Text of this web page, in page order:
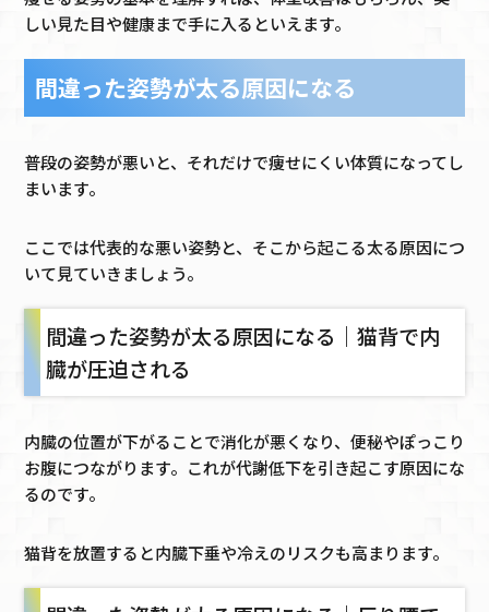
しい見た目や健康まで手に入るといえます。
間違った姿勢が太る原因になる
普段の姿勢が悪いと、それだけで痩せにくい体質になってし
まいます。
ここでは代表的な悪い姿勢と、そこから起こる太る原因につ
いて見ていきましょう。
間違った姿勢が太る原因になる｜猫背で内
臓が圧迫される
内臓の位置が下がることで消化が悪くなり、便秘やぽっこり
お腹につながります。これが代謝低下を引き起こす原因にな
るのです。
猫背を放置すると内臓下垂や冷えのリスクも高まります。